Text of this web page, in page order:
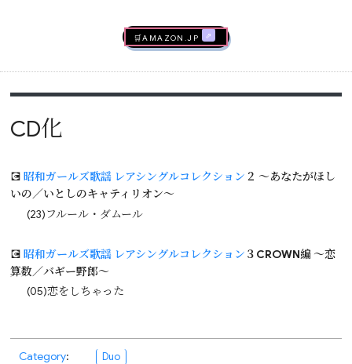
🛒AMAZON.jp
CD化
💽 昭和ガールズ歌謡 レアシングルコレクション ２ ～あなたがほし
いの／いとしのキャティリオン～
(23)フルール・ダムール
💽昭和ガールズ歌謡 レアシングルコレクション ３CROWN編 ～恋
算数／バギー野郎～
(05)恋をしちゃった
Category: Duo